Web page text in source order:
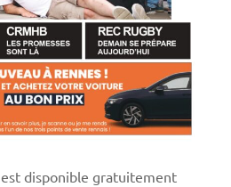
disponible gratuitement